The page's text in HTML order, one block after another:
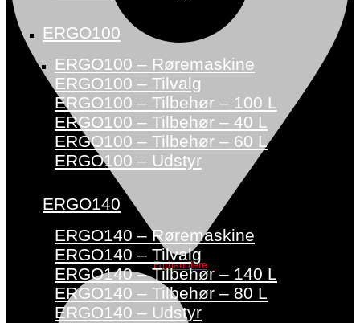
Forhandlere
ERGO100
ERGO100 – Røremaskine
ERGO100 – Tilvalg
ERGO100 – Tilbehør – 100 L
ERGO100 – Tilbehør – 40 L
ERGO100 – Tilbehør – 60 L
ERGO100 – Udstyr
ERGO140
ERGO140 – Røremaskine
ERGO140 – Tilvalg
ERGO140 – Tilbehør – 140 L
ERGO140 – Tilbehør – 80 L
ERGO140 – Udstyr